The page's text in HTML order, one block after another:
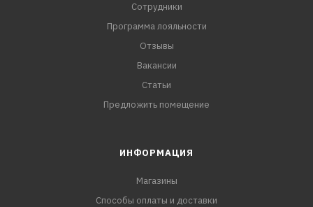
Сотрудники
Программа лояльности
Отзывы
Вакансии
Статьи
Предложить помещение
ИНФОРМАЦИЯ
Магазины
Способы оплаты и доставки